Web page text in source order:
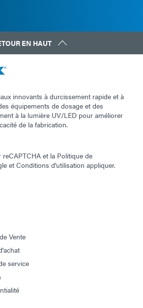
EN HAUT
innovants à durcissement rapide et à
équipements de dosage et des
à la lumière UV/LED pour améliorer
de la fabrication.
et la Politique de
etConditions d'utilisation appliquer.
Vente
service